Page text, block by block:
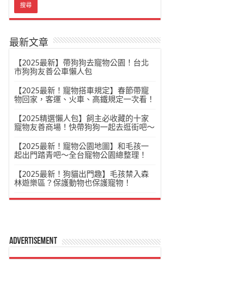
最新文章
【2025最新】帶狗狗去寵物公園！台北
市狗狗友善公車懶人包
【2025最新！寵物搭車規定】春節帶寵
物回家，客運、火車、高鐵規定一次看！
【2025精選懶人包】飼主必收藏的十家
寵物友善商場！快帶狗狗一起去逛街吧～
【2025最新！寵物公園地圖】和毛孩一
起出門踏青吧～全台寵物公園總整理！
【2025最新！狗貓出門趣】毛孩禁入森
林遊樂區？保護動物也保護寵物！
Advertisement